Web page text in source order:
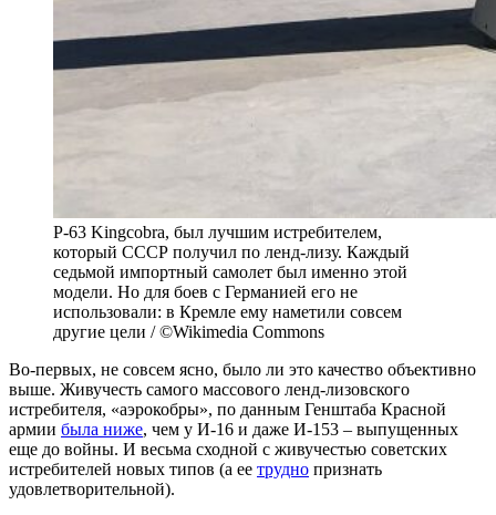
P-63 Kingcobra, был лучшим истребителем,
который СССР получил по ленд-лизу. Каждый
седьмой импортный самолет был именно этой
модели. Но для боев с Германией его не
использовали: в Кремле ему наметили совсем
другие цели / ©Wikimedia Commons
Во-первых, не совсем ясно, было ли это качество объективно
выше. Живучесть самого массового ленд-лизовского
истребителя, «аэрокобры», по данным Генштаба Красной
армии была ниже, чем у И-16 и даже И-153 – выпущенных
еще до войны. И весьма сходной с живучестью советских
истребителей новых типов (а ее трудно признать
удовлетворительной).